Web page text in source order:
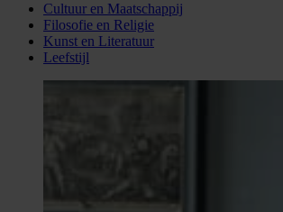
Cultuur en Maatschappij
Filosofie en Religie
Kunst en Literatuur
Leefstijl